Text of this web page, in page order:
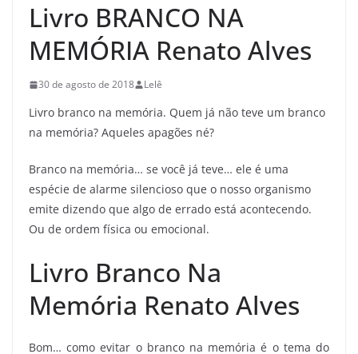
Livro BRANCO NA
MEMÓRIA Renato Alves
30 de agosto de 2018 Lelê
Livro branco na memória. Quem já não teve um branco
na memória? Aqueles apagões né?
Branco na memória… se você já teve… ele é uma
espécie de alarme silencioso que o nosso organismo
emite dizendo que algo de errado está acontecendo.
Ou de ordem física ou emocional.
Livro Branco Na
Memória Renato Alves
Bom… como evitar o branco na memória é o tema do